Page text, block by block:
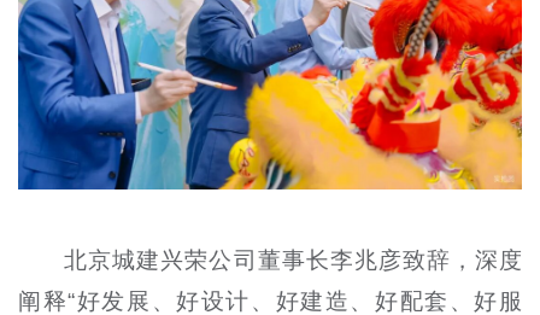
北京城建兴荣公司董事长李兆彦致辞，深度
阐释“好发展、好设计、好建造、好配套、好服